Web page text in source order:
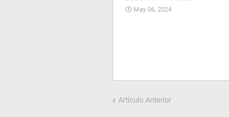
May 06, 2024
Artículo Anterior